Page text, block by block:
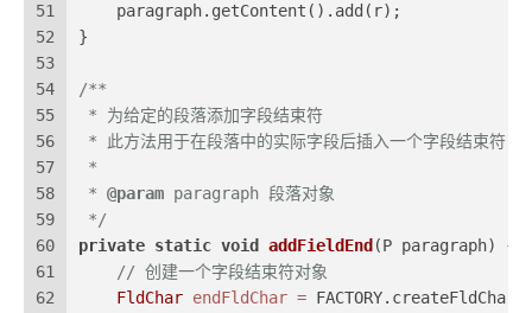
51
52
53
54
55
56
57
58
59
60
61
62
    paragraph.getContent().add(r);
}
/**
* 为给定的段落添加字段结束符
* 此方法用于在段落中的实际字段后插入一个字段结束符，
*
* @param paragraph 段落对象
*/
private static void addFieldEnd (P paragraph)
{
// 创建一个字段结束符对象
FldChar endFldChar =